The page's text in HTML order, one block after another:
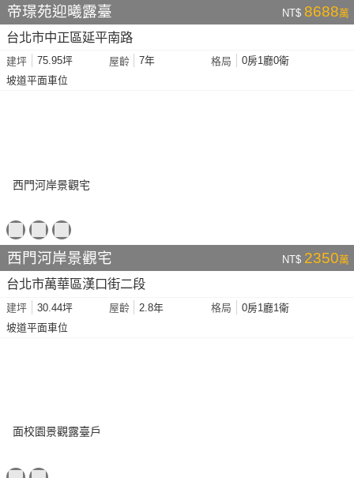
帝璟苑迎曦露臺 NT$ 8688萬
台北市中正區延平南路
建坪 75.95坪 屋齡 7年 格局
0房1廳0衛
坡道平面車位
西門河岸景觀宅 NT$ 2350萬
台北市萬華區漢口街二段
建坪 30.44坪 屋齡 2.8年 格局
0房1廳1衛
坡道平面車位